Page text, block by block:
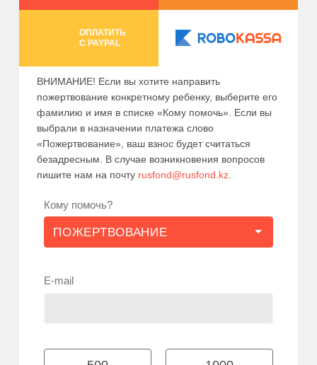
ОПЛАТИТЬ
C PAYPAL
ВНИМАНИЕ! Если вы хотите направить
пожертвование конкретному ребенку, выберите его
фамилию и имя в списке «Кому помочь». Если вы
выбрали в назначении платежа слово
«Пожертвование», ваш взнос будет считаться
безадресным. В случае возникновения вопросов
пишите нам на почту rusfond@rusfond.kz.
Кому помочь?
E-mail